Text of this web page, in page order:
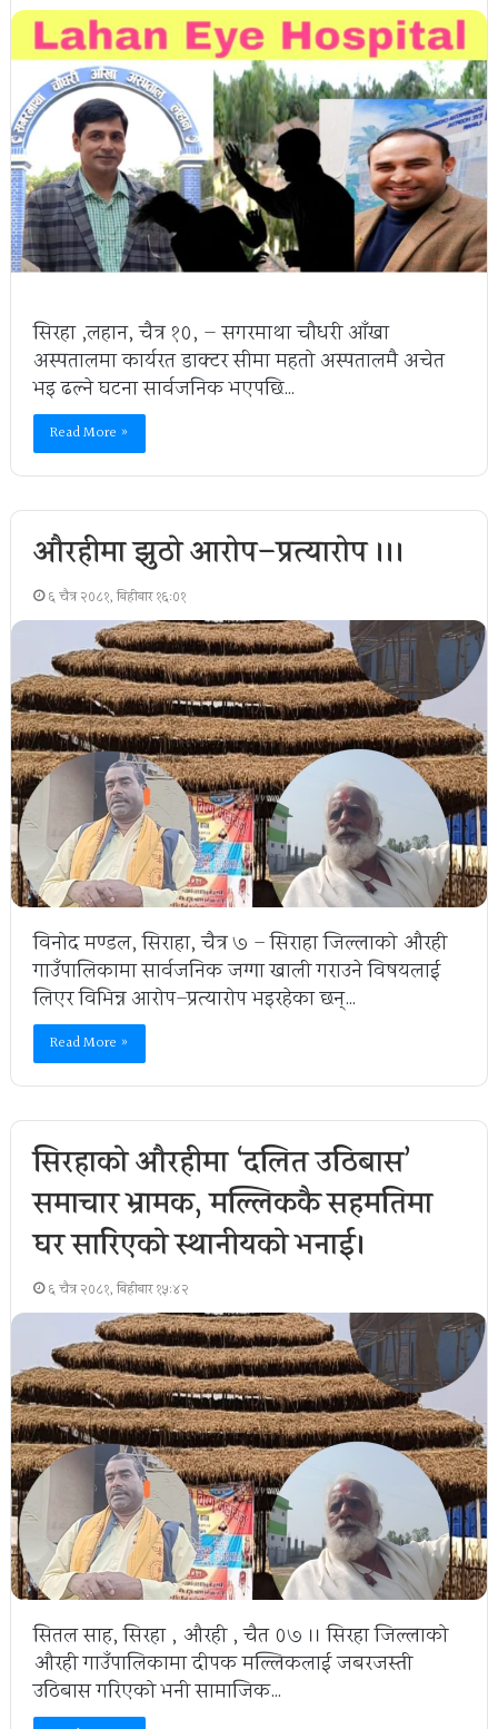
सिरहा ,लहान, चैत्र १०, — सगरमाथा चौधरी आँखा
अस्पतालमा कार्यरत डाक्टर सीमा महतो अस्पतालमै अचेत
भइ ढल्ने घटना सार्वजनिक भएपछि…
Read More »
औरहीमा झुठो आरोप–प्रत्यारोप ।।।
६ चैत्र २०८१, बिहीबार १६:०१
विनोद मण्डल, सिराहा, चैत्र ७ – सिराहा जिल्लाको औरही
गाउँपालिकामा सार्वजनिक जग्गा खाली गराउने विषयलाई
लिएर विभिन्न आरोप–प्रत्यारोप भइरहेका छन्…
Read More »
सिरहाको औरहीमा ‘दलित उठिबास’
समाचार भ्रामक, मल्लिककै सहमतिमा
घर सारिएको स्थानीयको भनाई।
६ चैत्र २०८१, बिहीबार १५:४२
सितल साह, सिरहा , औरही , चैत ०७ ।। सिरहा जिल्लाको
औरही गाउँपालिकामा दीपक मल्लिकलाई जबरजस्ती
उठिबास गरिएको भनी सामाजिक…